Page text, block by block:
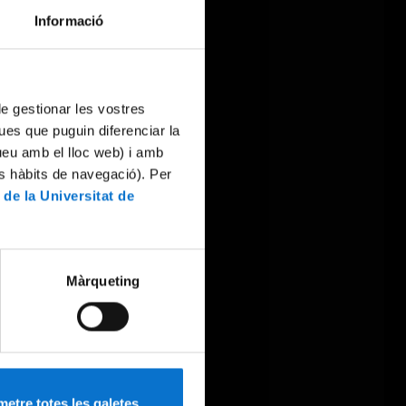
Informació
gestionar les vostres
que puguin diferenciar la
amb el lloc web) i amb
hàbits de navegació). Per
la Universitat de
Màrqueting
totes les galetes